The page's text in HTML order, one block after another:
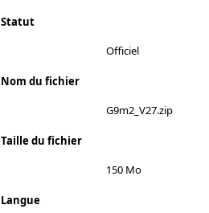
Statut
Officiel
Nom du fichier
G9m2_V27.zip
Taille du fichier
150 Mo
Langue